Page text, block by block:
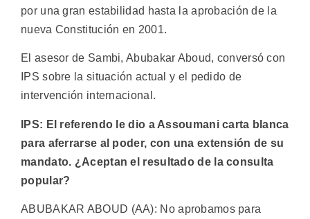
por una gran estabilidad hasta la aprobación de la
nueva Constitución en 2001.
El asesor de Sambi, Abubakar Aboud, conversó con
IPS sobre la situación actual y el pedido de
intervención internacional.
IPS: El referendo le dio a Assoumani carta blanca
para aferrarse al poder, con una extensión de su
mandato. ¿Aceptan el resultado de la consulta
popular?
ABUBAKAR ABOUD (AA): No aprobamos para